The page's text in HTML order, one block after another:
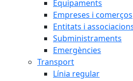
Equipaments
Empreses i comerços
Entitats i
Subministraments
Emergències
Transport
Línia regular